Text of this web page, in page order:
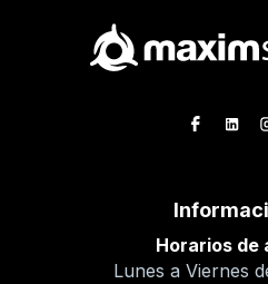
Horarios de
Lunes a Viernes